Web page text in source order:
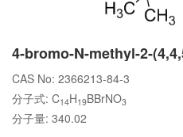
CAS No: 2366213-84-3
分子式: C14H19BBrNO3
分子量: 340.02